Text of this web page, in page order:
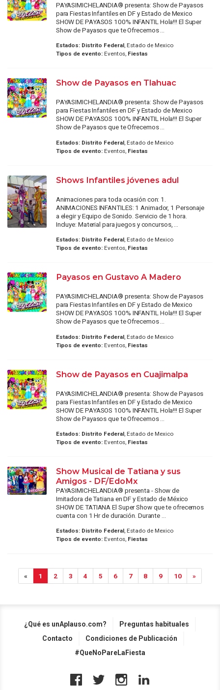
PAYASIMICHELANDIA® presenta: Show de Payasos
para Fiestas Infantiles en DF y Estado de Mexico
SHOW DE PAYASOS 100% INFANTIL Hola!!! El Super
Show de Payasos que te Ofrecemos ...
Estados: Distrito Federal, Estado de Mexico
Tipos de evento:Eventos, Fiestas
Show de Payasos en Tlahuac
PAYASIMICHELANDIA® presenta: Show de Payasos
para Fiestas Infantiles en DF y Estado de Mexico
SHOW DE PAYASOS 100% INFANTIL Hola!!! El Super
Show de Payasos que te Ofrecemos ...
Estados: Distrito Federal, Estado de Mexico
Tipos de evento:Eventos, Fiestas
Shows Infantiles jóvenes adul
Animaciones para toda ocasión con: 1.
ANIMACIONES INFANTILES: 1 Animador, 1 Personaje
a elegir y Equipo de Sonido. Servicio de 1 hora.
Incluye: Material para juegos y concursos, ...
Estados: Distrito Federal, Estado de Mexico
Tipos de evento:Eventos, Fiestas
Payasos en Gustavo A Madero
PAYASIMICHELANDIA® presenta: Show de Payasos
para Fiestas Infantiles en DF y Estado de Mexico
SHOW DE PAYASOS 100% INFANTIL Hola!!! El Super
Show de Payasos que te Ofrecemos ...
Estados: Distrito Federal, Estado de Mexico
Tipos de evento:Eventos, Fiestas
Show de Payasos en Cuajimalpa
PAYASIMICHELANDIA® presenta: Show de Payasos
para Fiestas Infantiles en DF y Estado de Mexico
SHOW DE PAYASOS 100% INFANTIL Hola!!! El Super
Show de Payasos que te Ofrecemos ...
Estados: Distrito Federal, Estado de Mexico
Tipos de evento:Eventos, Fiestas
Show Musical de Tatiana y sus
Amigos - DF/EdoMx
PAYASIMICHELANDIA® presenta - Show de
Imitadora de Tatiana en DF y Estado de México
SHOW DE TATIANA El Super Show que te ofrecemos
cuenta con 1 Hr de duración. Durante ...
Estados: Distrito Federal, Estado de Mexico
Tipos de evento:Eventos, Fiestas
« 1 2 3 4 5 6 7 8 9 10 »
¿Qué es unAplauso.com?
Preguntas habituales
Contacto
Condiciones de Publicación
#QueNoPareLaFiesta